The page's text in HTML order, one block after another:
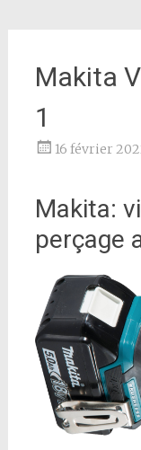
Makita
1
16 février
Makita:
perçage